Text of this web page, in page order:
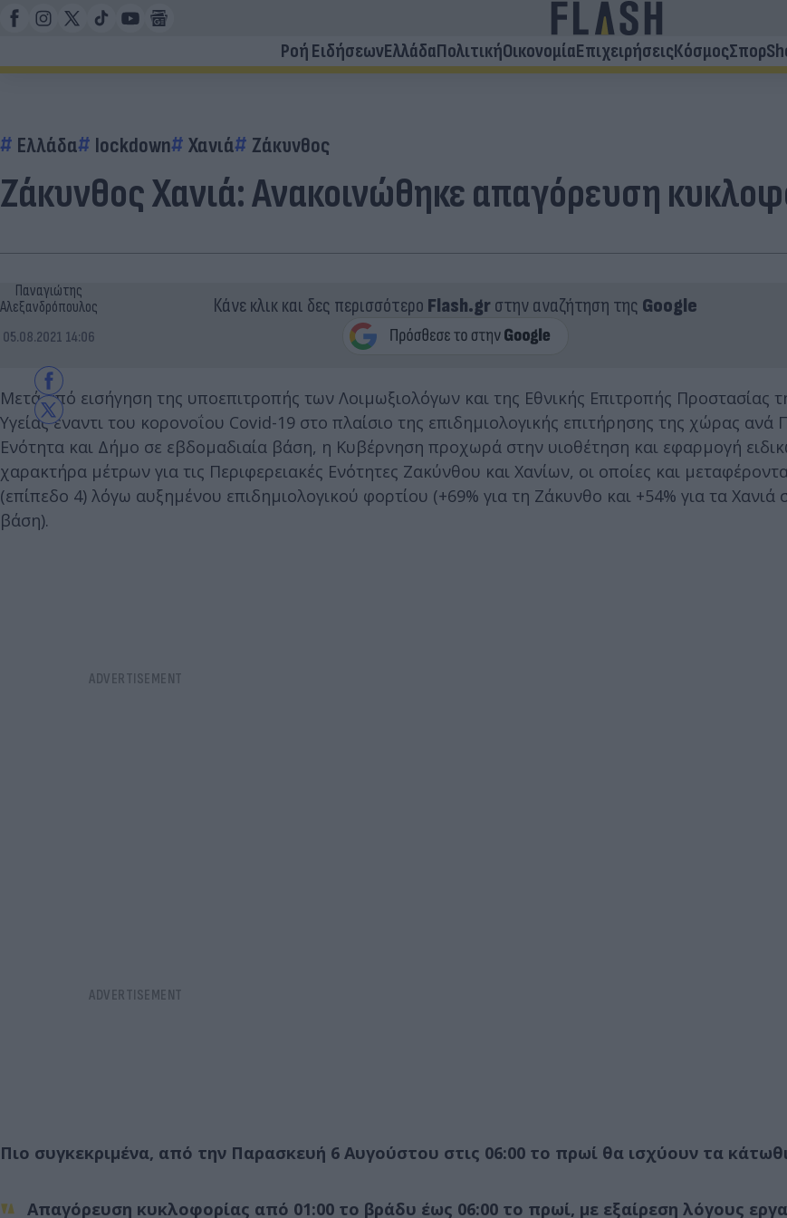
Ροή ΕιδήσεωνΕλλάδαΠολιτικήΟικονομίαΕπιχειρήσειςΚόσμοςΣπορ
Ελλάδα lockdown Χανιά Ζάκυνθος
Ζάκυνθος Χανιά: Ανακοινώθηκε απαγόρευση
Παναγιώτης
Αλεξανδρόπουλος
05.08.2021 14:06
Κάνε κλικ και δες περισσότερο Flash.grστην αναζήτηση της Google
Μετά από εισήγηση της υποεπιτροπής των Λοιμωξιολόγων και της Εθνικής Επιτροπής Προστασίας
Υγείας έναντι του κορονοΐου Covid-19 στο πλαίσιο της επιδημιολογικής επιτήρησης της χώρας ανά
Ενότητα και Δήμο σε εβδομαδιαία βάση, η Κυβέρνηση προχωρά στην υιοθέτηση και εφαρμογή
χαρακτήρα μέτρων για τις Περιφερειακές Ενότητες Ζακύνθου και Χανίων, οι οποίες και
(επίπεδο 4) λόγω αυξημένου επιδημιολογικού φορτίου (+69% για τη Ζάκυνθο και +54% για τα Χανιά
βάση).
Πιο συγκεκριμένα, από την Παρασκευή 6 Αυγούστου στις 06:00 το πρωί θα ισχύουν τα
Απαγόρευση κυκλοφορίας από 01:00 το βράδυ έως 06:00 το πρωί, με εξαίρεση λόγους